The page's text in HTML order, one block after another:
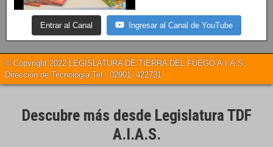
Entrar al Canal Ingresar al Canal de YouTube
© Copyright 2022 LEGISLATURA DE TIERRA DEL FUEGO A.I.A.S.
Dirección de Tecnología Tel.: 02901- 422731
Descubre más desde Legislatura TDF
A.I.A.S.